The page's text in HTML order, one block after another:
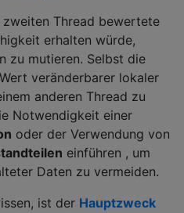
zweiten Thread bewertete
erhalten würde,
zu mutieren. Selbst die
veränderbarer lokaler
anderen Thread zu
Notwendigkeit einer
oder der Verwendung von
einführen , um
Daten zu vermeiden.
ist der Hauptzweck